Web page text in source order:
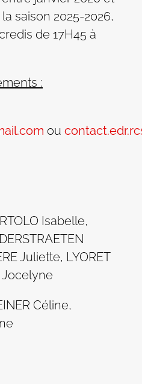
saison 2025-2026,
de 17H45 à
:
ou
Isabelle,
Juliette, LYORET
Jocelyne
Céline,